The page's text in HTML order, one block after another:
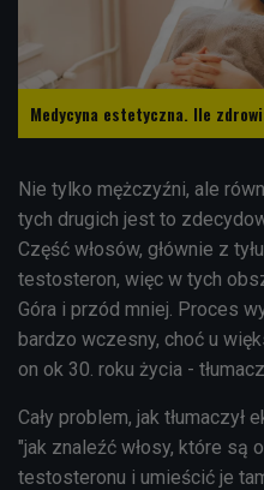
Medycyna estetyczna. Ile
Nie tylko mężczyźni, ale
tych drugich jest to
Część włosów, głównie z
testosteron, więc w tych
Góra i przód mniej. Proces
bardzo wczesny, choć u
on ok 30. roku życia -
Cały problem, jak tłumaczył
"jak znaleźć włosy, które są
testosteronu i umieścić je